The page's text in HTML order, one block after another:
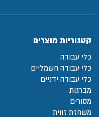
קטגוריות מוצרים
כלי עבודה
כלי עבודה חשמליים
כלי עבודה ידניים
מברגות
מסורים
משחזת זווית